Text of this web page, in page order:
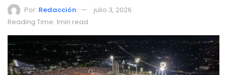
Por: Redacción
julio 3, 2026
Reading Time: 1min read